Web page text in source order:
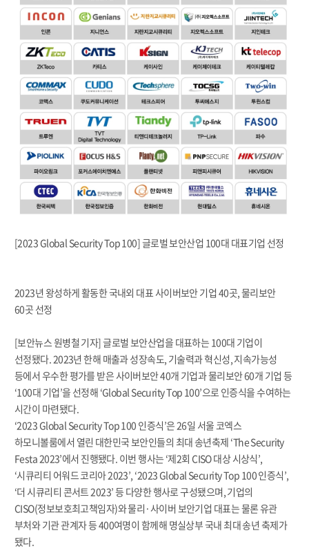
[2023 Global Security Top 100] 글로벌 보안산업 100대 대표기업 선정
2023년 왕성하게 활동한 국내외 대표 사이버보안 기업 40곳, 물리보안
60곳 선정
[보안뉴스 원병철 기자] 글로벌 보안산업을 대표하는 100대 기업이
선정됐다. 2023년 한해 매출과 성장속도, 기술력과 혁신성, 지속가능성
등에서 우수한 평가를 받은 사이버보안 40개 기업과 물리보안 60개 기업 등
‘100대 기업’을 선정해 ‘Global Security Top 100’으로 인증식을 수여하는
시간이 마련됐다.
‘2023 Global Security Top 100 인증식’은 26일 서울 코엑스
하모니볼룸에서 열린 대한민국 보안인들의 최대 송년축제 ‘The Security
Festa 2023’에서 진행됐다. 이번 행사는 ‘제2회 CISO 대상 시상식’,
‘시큐리티 어워드 코리아 2023’, ‘2023 Global Security Top 100 인증식’,
‘더 시큐리티 콘서트 2023’ 등 다양한 행사로 구성됐으며, 기업의
CISO(정보보호최고책임자)와 물리·사이버 보안기업 대표는 물론 유관
부처와 기관 관계자 등 400여명이 함께해 명실상부 국내 최대 송년 축제가
됐다.